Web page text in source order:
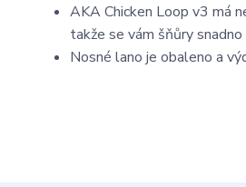
AKA Chicken Loop v3 má
takže se vám šňůry
Nosné lano je obaleno a